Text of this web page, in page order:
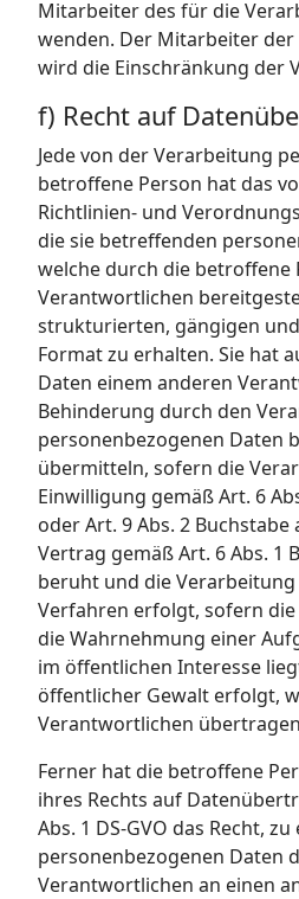
Mitarbeiter des für die
wenden. Der Mitarbeiter
wird die Einschränkung der
f) Recht auf
Jede von der Verarbeitung
betroffene Person hat das
Richtlinien- und
die sie betreffenden
welche durch die betroffene
Verantwortlichen
strukturierten, gängigen
Format zu erhalten. Sie hat
Daten einem anderen
Behinderung durch den
personenbezogenen Daten
übermitteln, sofern die
Einwilligung gemäß Art. 6
oder Art. 9 Abs. 2 Buchstabe
Vertrag gemäß Art. 6 Abs. 1
beruht und die
Verfahren erfolgt, sofern
die Wahrnehmung einer
im öffentlichen Interesse
öffentlicher Gewalt erfolgt,
Verantwortlichen
Ferner hat die betroffene
ihres Rechts auf
Abs. 1 DS-GVO das Recht,
personenbezogenen Daten
Verantwortlichen an einen